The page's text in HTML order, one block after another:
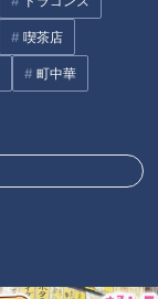
喫茶店
町中華